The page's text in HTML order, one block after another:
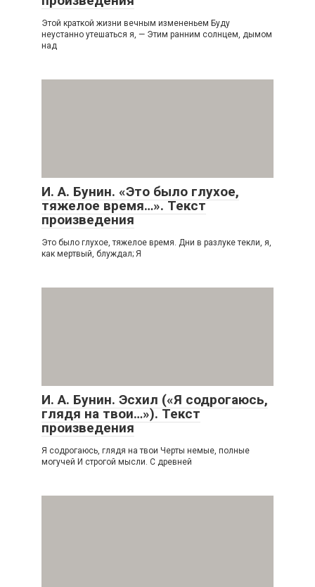
Этой краткой жизни вечным измененьем Буду
неустанно утешаться я, — Этим ранним солнцем, дымом
над
И. А. Бунин. «Это было глухое,
тяжелое время…». Текст
произведения
Это было глухое, тяжелое время. Дни в разлуке текли, я,
как мертвый, блуждал; Я
И. А. Бунин. Эсхил («Я содрогаюсь,
глядя на твои…»). Текст
произведения
Я содрогаюсь, глядя на твои Черты немые, полные
могучей И строгой мысли. С древней